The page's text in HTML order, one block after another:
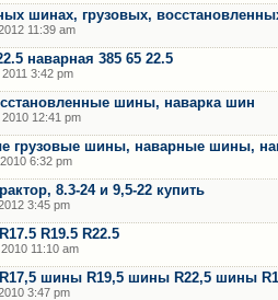
шинах, грузовых,
11:39 am
наварная 385 65 22.5
3:42 pm
шины, наварка шин
12:41 pm
грузовые шины, наварные шины,
6:32 pm
8.3-24 и 9,5-22 купить
3:45 pm
R19.5 R22.5
11:10 am
шины R19,5 шины R22,5 шины
3:47 pm